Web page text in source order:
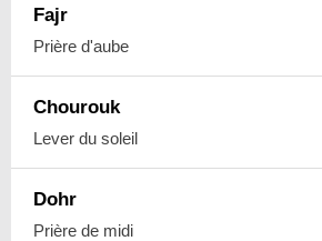
Fajr
Prière d'aube
Chourouk
Lever du soleil
Dohr
Prière de midi